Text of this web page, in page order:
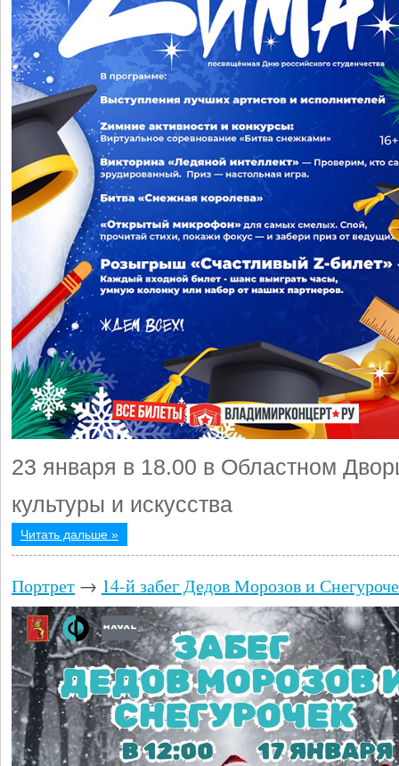
23 января в 18.00 в Областном
культуры и искусства
Читать дальше »
Портрет → 14-й забег Дедов Морозов и